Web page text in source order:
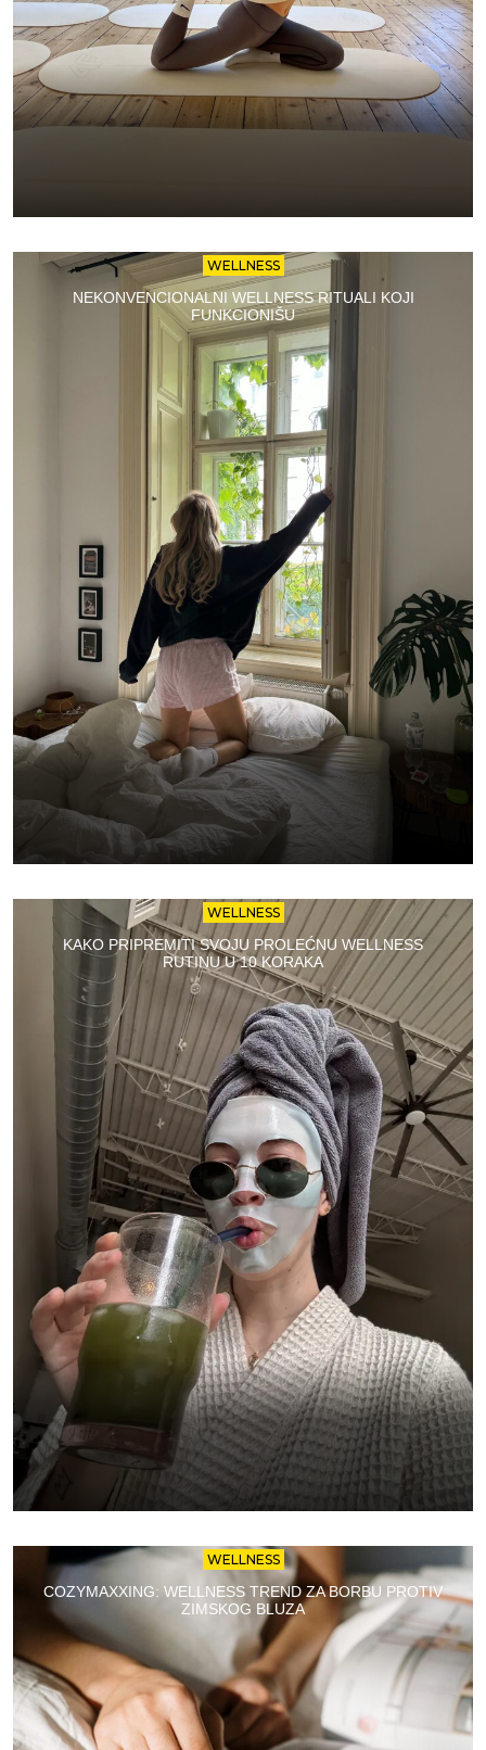
WELLNESS
NEKONVENCIONALNI WELLNESS RITUALI KOJI
FUNKCIONIŠU
WELLNESS
KAKO PRIPREMITI SVOJU PROLEĆNU WELLNESS
RUTINU U 10 KORAKA
WELLNESS
COZYMAXXING: WELLNESS TREND ZA BORBU PROTIV
ZIMSKOG BLUZA